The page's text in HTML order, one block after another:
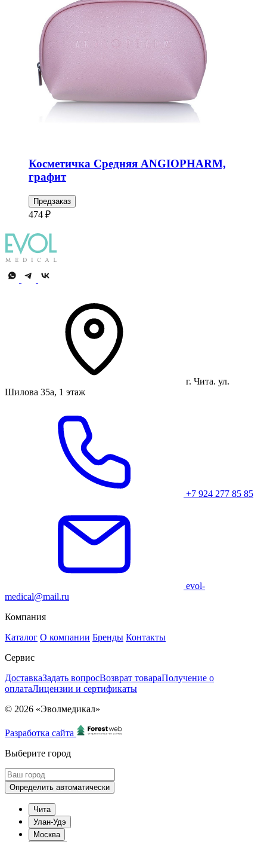
Косметичка Средняя ANGIOPHARM,
графит
Предзаказ
474 ₽
г. Чита. ул.
Шилова 35а, 1 этаж
+7 924 277 85 85
evol-
medical@mail.ru
Компания
Каталог О компании Бренды Контакты
Сервис
ДоставкаЗадать вопросВозврат товараПолучение о
оплатаЛицензии и сертификаты
© 2026 «Эволмедикал»
Разработка сайта
Выберите город
Определить автоматически
Чита
Улан-Удэ
Москва